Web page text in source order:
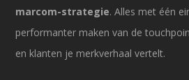
marcom-strategie. Alles met één
performanter maken van de
en klanten je merkverhaal vertelt.